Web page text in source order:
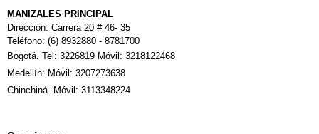
MANIZALES PRINCIPAL
Dirección: Carrera 20 # 46- 35
Teléfono: (6) 8932880 - 8781700
Bogotá. Tel: 3226819 Móvil: 3218122468
Medellín: Móvil: 3207273638
Chinchiná. Móvil: 3113348224